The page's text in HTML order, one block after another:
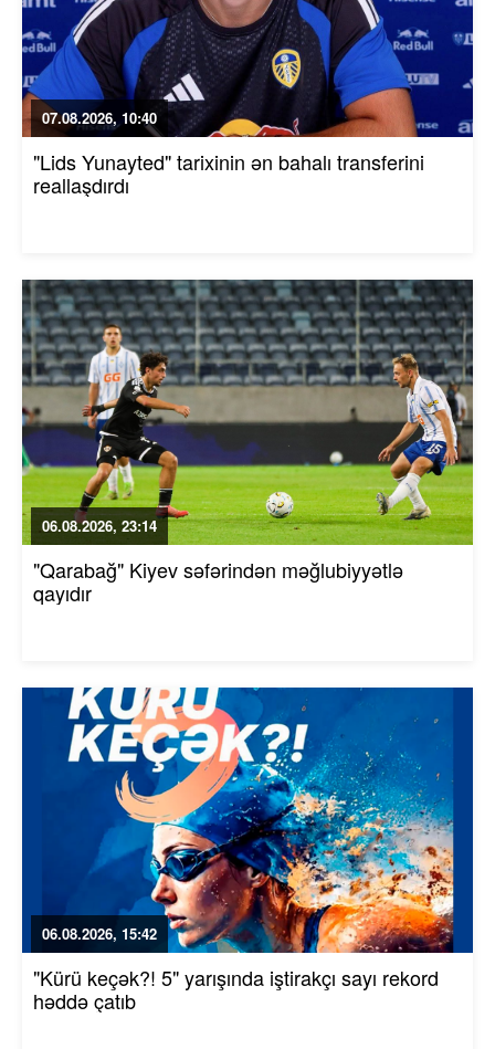
07.08.2026, 10:40
"Lids Yunayted" tarixinin ən bahalı transferini
reallaşdırdı
06.08.2026, 23:14
"Qarabağ" Kiyev səfərindən məğlubiyyətlə
qayıdır
06.08.2026, 15:42
"Kürü keçək?! 5" yarışında iştirakçı sayı rekord
həddə çatıb